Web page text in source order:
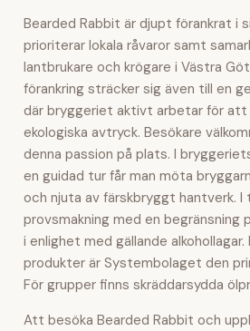
Bearded Rabbit är djupt förankrat i
prioriterar lokala råvaror samt
lantbrukare och krögare i Västra
förankring sträcker sig även till en
där bryggeriet aktivt arbetar för att
ekologiska avtryck. Besökare
denna passion på plats. I
en guidad tur får man möta
och njuta av färskbryggt hantverk.
provsmakning med en begränsning
i enlighet med gällande
produkter är Systembolaget den
För grupper finns skräddarsydda
Att besöka Bearded Rabbit och